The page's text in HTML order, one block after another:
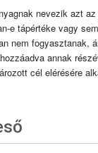
nevezik azt
e tápértéke vagy
nem fogyasztanak,
annak
cél elérésére